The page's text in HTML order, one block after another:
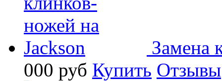
Замена
000 руб Купить Отзывы